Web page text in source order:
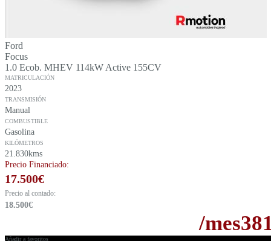
Ford
Focus
1.0 Ecob. MHEV 114kW Active 155CV
MATRICULACIÓN
2023
TRANSMISIÓN
Manual
COMBUSTIBLE
Gasolina
KILÓMETROS
21.830kms
Precio Financiado:
17.500€
Precio al contado:
18.500€
/mes
Añadir a favoritos